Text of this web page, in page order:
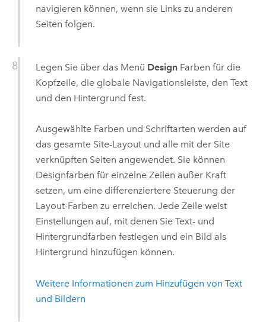
navigieren können, wenn sie Links zu anderen
Seiten folgen.
Legen Sie über das Menü DesignFarben für die
Kopfzeile, die globale Navigationsleiste, den Text
und den Hintergrund fest.
Ausgewählte Farben und Schriftarten werden auf
das gesamte Site-Layout und alle mit der Site
verknüpften Seiten angewendet. Sie können
Designfarben für einzelne Zeilen außer Kraft
setzen, um eine differenziertere Steuerung der
Layout-Farben zu erreichen. Jede Zeile weist
Einstellungen auf, mit denen Sie Text- und
Hintergrundfarben festlegen und ein Bild als
Hintergrund hinzufügen können.
Weitere Informationen zum Hinzufügen von Text
und Bildern